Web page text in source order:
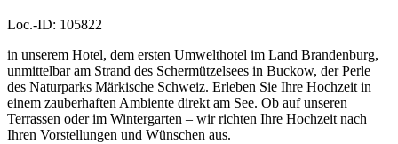
Loc.-ID: 105822
in unserem Hotel, dem ersten Umwelthotel im Land Brandenburg,
unmittelbar am Strand des Schermützelsees in Buckow, der Perle
des Naturparks Märkische Schweiz. Erleben Sie Ihre Hochzeit in
einem zauberhaften Ambiente direkt am See. Ob auf unseren
Terrassen oder im Wintergarten – wir richten Ihre Hochzeit nach
Ihren Vorstellungen und Wünschen aus.